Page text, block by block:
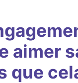
aimer
que